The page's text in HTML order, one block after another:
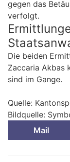
gegen das
verfolgt.
Die beiden
Zaccaria Akbas
sind im Gange.
Quelle:
Bildquelle:
Mail